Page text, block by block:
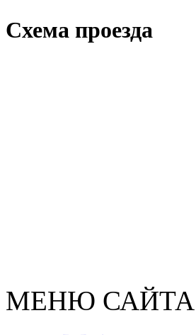
Схема проезда
МЕНЮ САЙТА